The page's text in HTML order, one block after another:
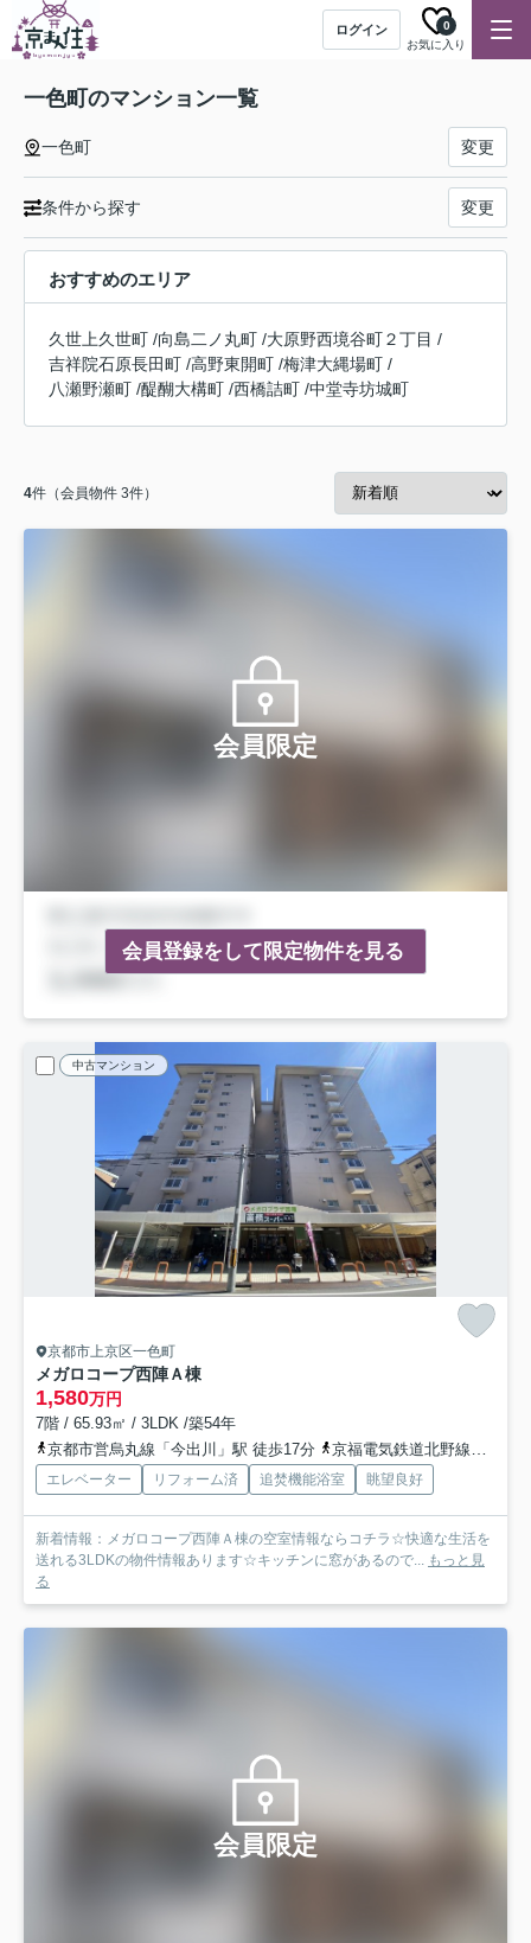
ログイン
お気に入り
0
一色町のマンション一覧
一色町 変更
条件から探す 変更
おすすめのエリア
久世上久世町 /向島二ノ丸町 /大原野西境谷町２丁目 /
吉祥院石原長田町 /高野東開町 /梅津大縄場町 /
八瀬野瀬町 /醍醐大構町 /西橋詰町 /中堂寺坊城町
4件（会員物件 3件）
会員限定
会員登録をして限定物件を見る
中古マンション
京都市上京区一色町
メガロコープ西陣Ａ棟
1,580万円
7階 / 65.93㎡ / 3LDK /築54年
京都市営烏丸線「今出川」駅 徒歩17分
京福電気鉄道北野線「北野白梅町」駅 徒歩17分
エレベーター リフォーム済 追焚機能浴室 眺望良好
新着情報：メガロコープ西陣Ａ棟の空室情報ならコチラ☆快適な生活を
送れる3LDKの物件情報あります☆キッチンに窓があるので... もっと見
る
会員限定